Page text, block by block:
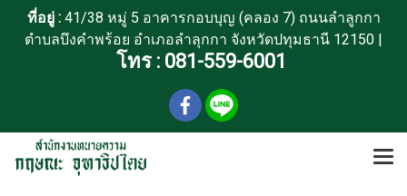
ที่อยู่ :41/38 หมู่ 5 อาคารกอบบุญ (คลอง 7) ถนนลำลูกกา
ตำบลบึงคำพร้อย อำเภอลำลุกกา จังหวัดปทุมธานี 12150 |
โทร : 081-559-6001